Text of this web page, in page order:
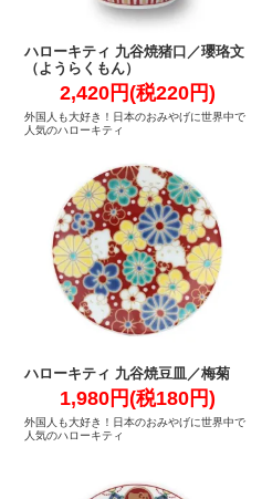
ハローキティ 九谷焼猪口／瓔珞文
（ようらくもん）
2,420円(税220円)
外国人も大好き！日本のおみやげに世界中で
人気のハローキティ
ハローキティ 九谷焼豆皿／梅菊
1,980円(税180円)
外国人も大好き！日本のおみやげに世界中で
人気のハローキティ